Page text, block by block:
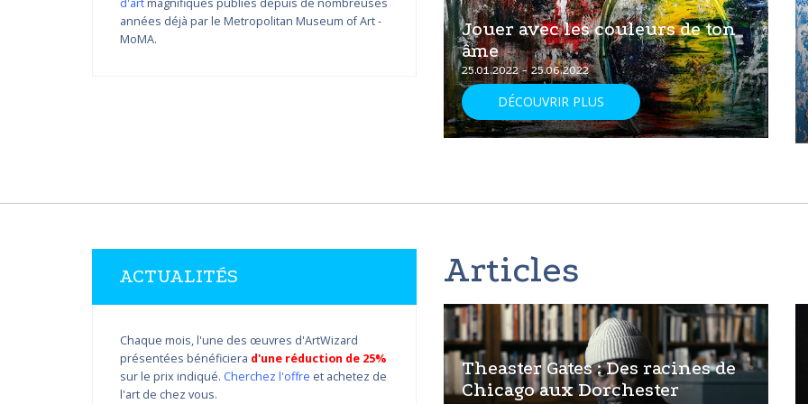
d'artmagnifiques publiés depuis de nombreuses
années déjà par le Metropolitan Museum of Art -
MoMA.
Variations de couleur de
Nikolay Yanakiev I
22.03.2018 - 31.09.2018
Jouer avec les couleurs de ton
âme
25.01.2022 - 25.06.2022
DÉCOUVRIR PLUS
ACTUALITÉS
Chaque mois, l'une des œuvres d'ArtWizard
présentées bénéficiera d'une réduction de 25%
sur le prix indiqué. Cherchez l'offre et achetez de
l'art de chez vous.
Articles
Theaster Gates : Des racines de
Chicago aux Dorchester